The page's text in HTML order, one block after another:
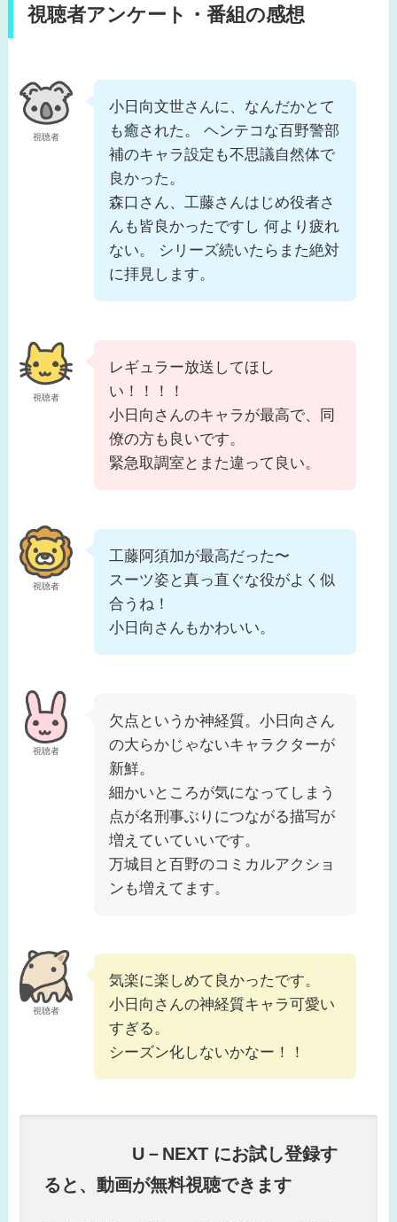
視聴者アンケート・番組の感想
視聴者
小日向文世さんに、なんだかとて
も癒された。 ヘンテコな百野警部
補のキャラ設定も不思議自然体で
良かった。
森口さん、工藤さんはじめ役者さ
んも皆良かったですし 何より疲れ
ない。 シリーズ続いたらまた絶対
に拝見します。
視聴者
レギュラー放送してほし
い！！！！
小日向さんのキャラが最高で、同
僚の方も良いです。
緊急取調室とまた違って良い。
視聴者
工藤阿須加が最高だった〜
スーツ姿と真っ直ぐな役がよく似
合うね！
小日向さんもかわいい。
視聴者
欠点というか神経質。小日向さん
の大らかじゃないキャラクターが
新鮮。
細かいところが気になってしまう
点が名刑事ぶりにつながる描写が
増えていていいです。
万城目と百野のコミカルアクショ
ンも増えてます。
視聴者
気楽に楽しめて良かったです。
小日向さんの神経質キャラ可愛い
すぎる。
シーズン化しないかなー！！
U－NEXT にお試し登録す
ると、動画が無料視聴できます